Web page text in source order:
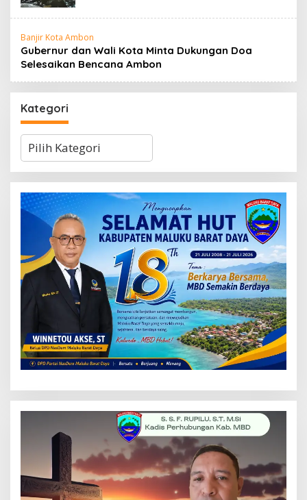
Banjir Kota Ambon
Gubernur dan Wali Kota Minta Dukungan Doa
Selesaikan Bencana Ambon
Kategori
Kategori